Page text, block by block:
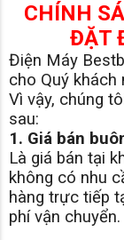
CHÍNH
ĐẶT
Điện Máy
cho Quý khách
Vì vậy, chúng
sau:
1. Giá bán
Là giá bán tại
không có nhu
hàng trực tiếp
phí vận chuyển.